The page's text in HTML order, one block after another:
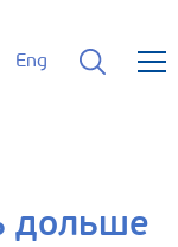
Eng
дольше